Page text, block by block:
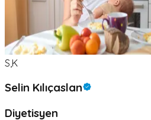
S,K
Selin Kılıçaslan
Diyetisyen